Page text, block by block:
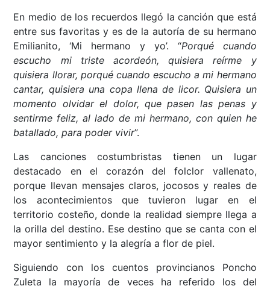
En medio de los recuerdos llegó la canción que está
entre sus favoritas y es de la autoría de su hermano
Emilianito, ‘Mi hermano y yo’. “Porqué cuando
escucho mi triste acordeón, quisiera reírme y
quisiera llorar, porqué cuando escucho a mi hermano
cantar, quisiera una copa llena de licor. Quisiera un
momento olvidar el dolor, que pasen las penas y
sentirme feliz, al lado de mi hermano, con quien he
batallado, para poder vivir”.
Las canciones costumbristas tienen un lugar
destacado en el corazón del folclor vallenato,
porque llevan mensajes claros, jocosos y reales de
los acontecimientos que tuvieron lugar en el
territorio costeño, donde la realidad siempre llega a
la orilla del destino. Ese destino que se canta con el
mayor sentimiento y la alegría a flor de piel.
Siguiendo con los cuentos provincianos Poncho
Zuleta la mayoría de veces ha referido los del